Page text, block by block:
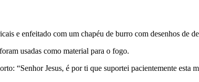
e enfeitado com um chapéu de burro com desenhos de
usadas como material para o fogo.
“Senhor Jesus, é por ti que suportei pacientemente esta